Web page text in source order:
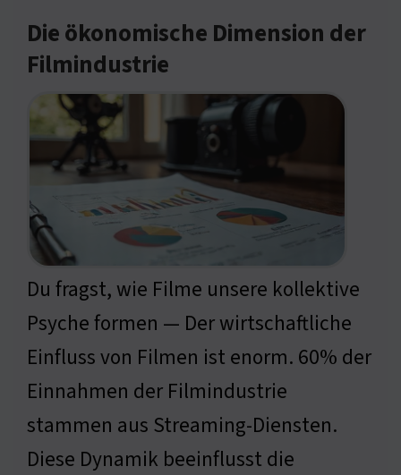
Die ökonomische Dimension der
Filmindustrie
Du fragst, wie Filme unsere kollektive
Psyche formen — Der wirtschaftliche
Einfluss von Filmen ist enorm. 60% der
Einnahmen der Filmindustrie
stammen aus Streaming-Diensten.
Diese Dynamik beeinflusst die